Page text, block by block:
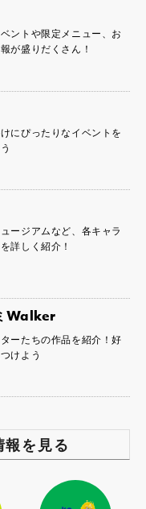
ントや限定メニュー、お
が盛りだくさん！
にぴったりなイベントを
ージアムなど、各キャラ
詳しく紹介！
Walker
ーたちの作品を紹介！好
けよう
を見る